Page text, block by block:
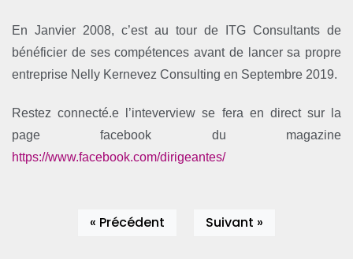
En Janvier 2008, c’est au tour de ITG Consultants de
bénéficier de ses compétences avant de lancer sa propre
entreprise Nelly Kernevez Consulting en Septembre 2019.
Restez connecté.e l’inteverview se fera en direct sur la
page facebook du magazine
https://www.facebook.com/dirigeantes/
« Précédent Suivant »